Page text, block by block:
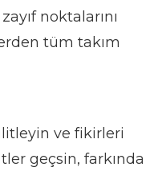
noktalarını
tüm takım
ve fikirleri
geçsin, farkında